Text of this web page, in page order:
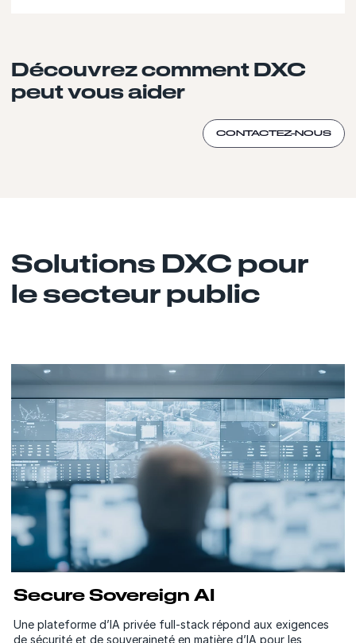
Découvrez comment DXC
peut vous aider
CONTACTEZ-NOUS
Solutions DXC pour
le secteur public
Secure Sovereign AI
Une plateforme d’IA privée full-stack répond aux exigences
de sécurité et de souveraineté en matière d’IA pour les